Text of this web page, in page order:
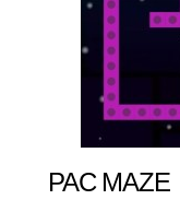
PAC MAZE